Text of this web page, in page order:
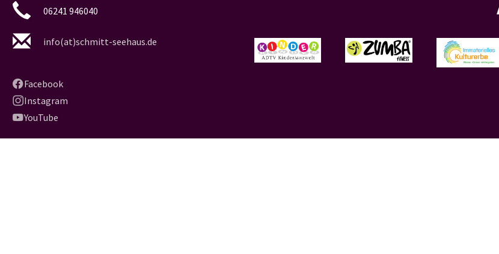
06241 946040
info(at)schmitt-seehaus.de
Facebook
Instagram
YouTube